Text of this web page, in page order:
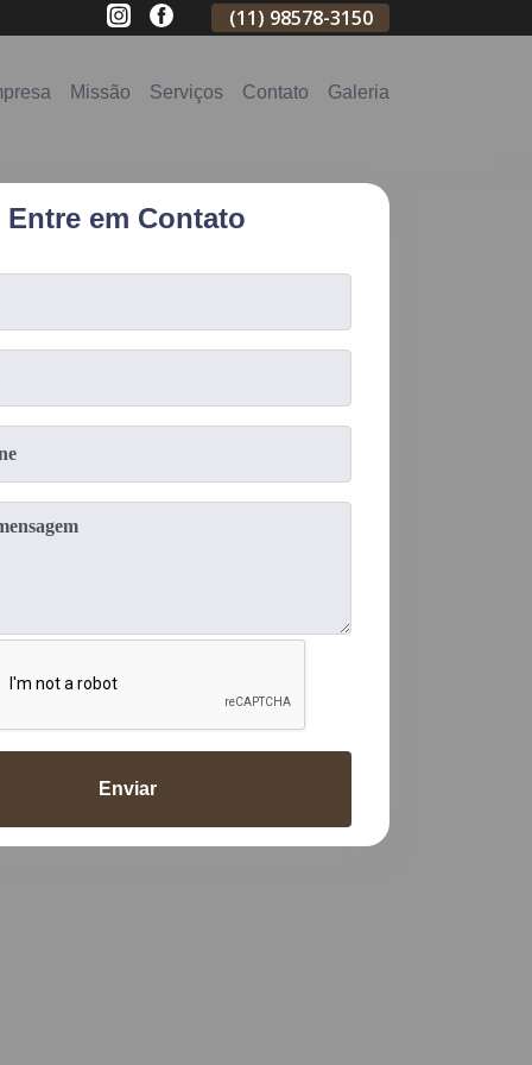
98578-3154 (11) 98578-3150
Missão Serviços Contato Galeria
Entre em Contato
Enviar